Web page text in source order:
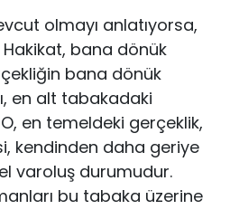
olmayı anlatıyorsa,
bana dönük
bana dönük
en alt tabakadaki
en temeldeki gerçeklik,
kendinden daha geriye
varo­luş durumudur.
bu tabaka üzerine